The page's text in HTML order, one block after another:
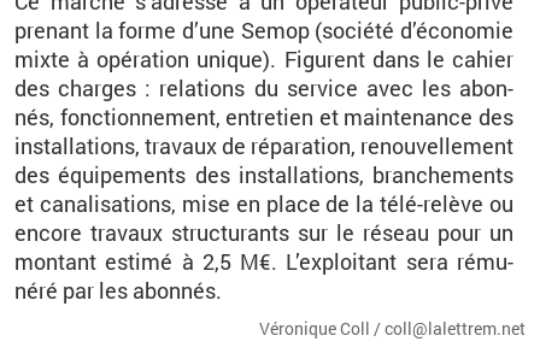
pre­nant la forme d’une Semop (so­ciété d’éco­no­mie
mixte à opé­ra­tion unique). Fi­gurent dans le ca­hier
des charges : re­la­tions du ser­vice avec les abon­
nés, fonc­tion­ne­ment, en­tre­tien et main­te­nance des
ins­tal­la­tions, tra­vaux de ré­pa­ra­tion, re­nou­vel­le­ment
des équi­pe­ments des ins­tal­la­tions, bran­che­ments
et ca­na­li­sa­tions, mise en place de la télé-re­lève ou
en­core tra­vaux struc­tu­rants sur le ré­seau pour un
mon­tant es­timé à 2,5 M€. L’ex­ploi­tant sera ré­mu­
néré par les abon­nés.
Vé­ro­nique Coll / coll@​la­let­trem.​net